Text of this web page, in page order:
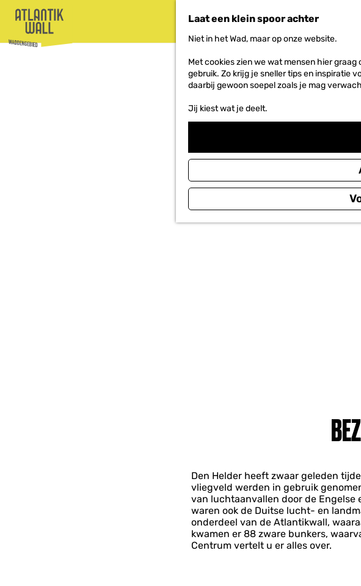
Laat een klein spoor achter
Niet in het Wad, maar op onze website.
Met cookies zien we wat mensen hier
gebruik. Zo krijg je sneller tips en inspiratie
daarbij gewoon soepel zoals je mag
Jij kiest wat je deelt.
Den Helder heeft zwaar geleden
vliegveld werden in gebruik
van luchtaanvallen door de Engelse
waren ook de Duitse lucht- en
onderdeel van de Atlantikwall,
kwamen er 88 zware bunkers,
Centrum vertelt u er alles over.